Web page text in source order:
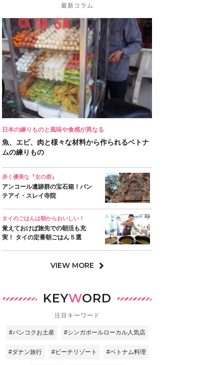
最新コラム
日本の練りものと風味や食感が異なる
魚、エビ、肉と様々な材料から作られるベトナ
ムの練りもの
赤く優美な『女の砦』
アンコール遺跡群の宝石箱！バン
テアイ・スレイ寺院
タイのごはんは朝からおいしい！
覚えておけば旅先での朝活も充
実！ タイの定番朝ごはん５選
VIEW MORE
KEYWORD
注目キーワード
#バンコクお土産 #シンガポールローカル人気店
#ダナン旅行 #ビーチリゾート #ベトナム料理